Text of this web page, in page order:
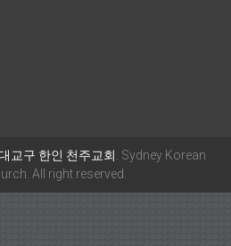
교구 한인 천주교회 . Sydney Korean
All right reserved.